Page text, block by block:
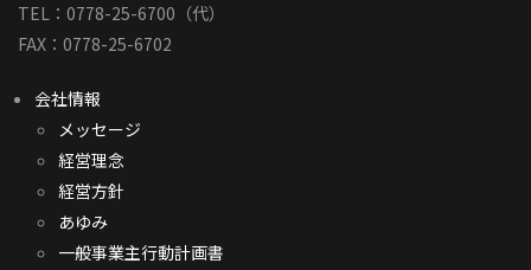
TEL：0778-25-6700（代）
FAX：0778-25-6702
会社情報
メッセージ
経営理念
経営方針
あゆみ
一般事業主行動計画書